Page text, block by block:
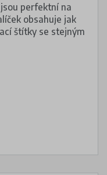
perfektní na
obsahuje jak
štítky se stejným